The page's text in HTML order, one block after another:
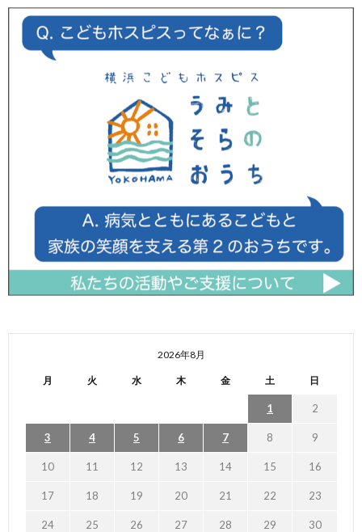
2026年8月
月 火 水 木 金 土 日
1 2
3 4 5 6 7 8 9
10 11 12 13 14 15 16
17 18 19 20 21 22 23
24 25 26 27 28 29 30